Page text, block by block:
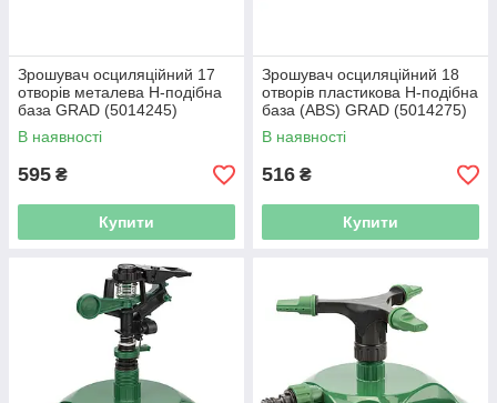
Зрошувач осциляційний 17
отворів металева Н-подібна
база GRAD (5014245)
В наявності
595 ₴
Купити
Зрошувач осциляційний 18
отворів пластикова Н-подібна
база (ABS) GRAD (5014275)
В наявності
516 ₴
Купити